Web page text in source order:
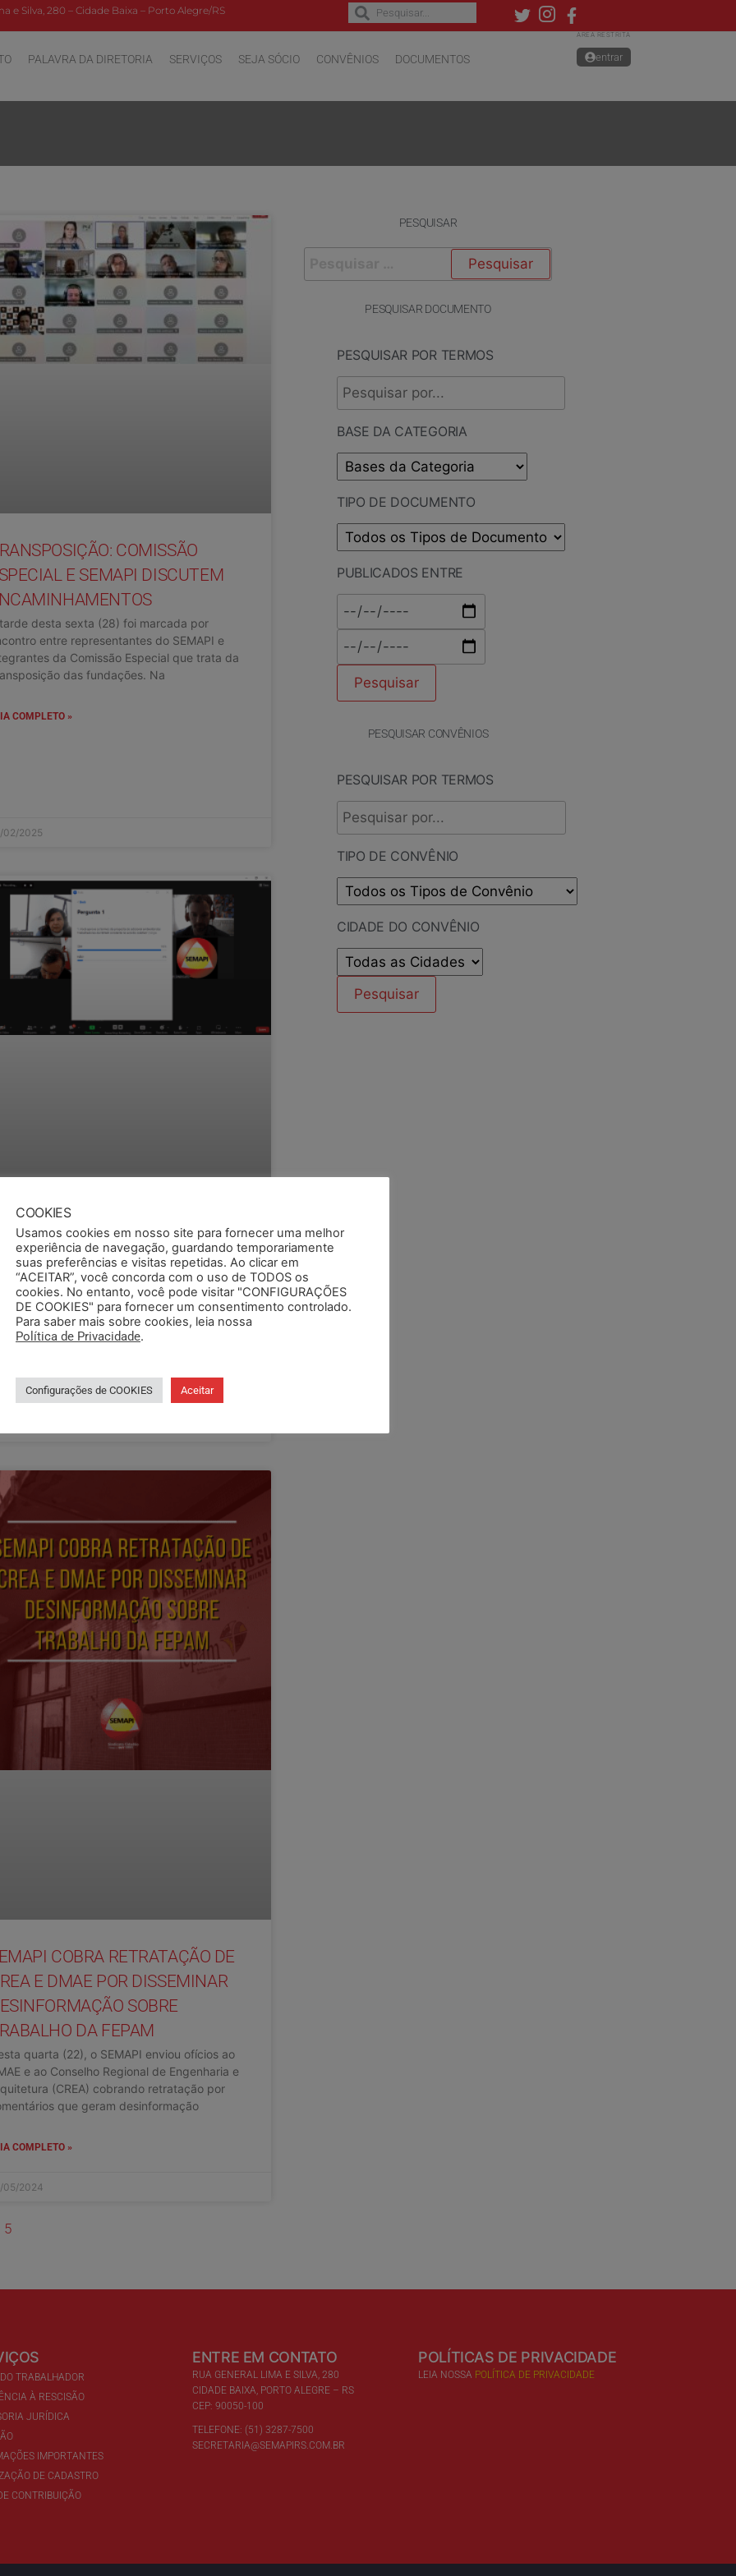
e Silva, 280 – Cidade Baixa – Porto Alegre/RS
PALAVRA DA DIRETORIA SERVIÇOS SEJA SÓCIO CONVÊNIOS DOCUMENTOS
ÁREA RESTRITA
entrar
COMISSÃO
E SEMAPI DISCUTEM
desta sexta (28) foi marcada por
entre representantes do SEMAPI e
da Comissão Especial que trata da
das fundações. Na
COMPLETO »
02/2025
DO ADICIONAL
É APROVADA POR
DA FEPAM
em assembleia nesta quinta (29),
da FEPAM aprovaram por ampla maioria
renovação dos termos do acordo coletivo
o adicional ambiental. Com
COMPLETO »
COBRA RETRATAÇÃO DE
E DMAE POR DISSEMINAR
SOBRE
DA FEPAM
quarta (22), o SEMAPI enviou ofícios ao
e ao Conselho Regional de Engenharia e
(CREA) cobrando retratação por
que geram desinformação
COMPLETO »
05/2024
5
PESQUISAR
PESQUISAR DOCUMENTO
PESQUISAR POR TERMOS
BASE DA CATEGORIA
TIPO DE DOCUMENTO
PUBLICADOS ENTRE
PESQUISAR CONVÊNIOS
PESQUISAR POR TERMOS
TIPO DE CONVÊNIO
CIDADE DO CONVÊNIO
TRABALHADOR
À RESCISÃO
JURÍDICA
IMPORTANTES
DE CADASTRO
CONTRIBUIÇÃO
ENTRE EM CONTATO
RUA GENERAL LIMA E SILVA, 280
CIDADE BAIXA, PORTO ALEGRE – RS
CEP: 90050-100
TELEFONE: (51) 3287-7500
SECRETARIA@SEMAPIRS.COM.BR
POLÍTICAS DE PRIVACIDADE
LEIA NOSSA POLÍTICA DE PRIVACIDADE
COOKIES
Usamos cookies em nosso site para fornecer uma melhor
experiência de navegação, guardando temporariamente
suas preferências e visitas repetidas. Ao clicar em
“ACEITAR”, você concorda com o uso de TODOS os
cookies. No entanto, você pode visitar "CONFIGURAÇÕES
DE COOKIES" para fornecer um consentimento controlado.
Para saber mais sobre cookies, leia nossa
Política de Privacidade.
Configurações de COOKIES Aceitar